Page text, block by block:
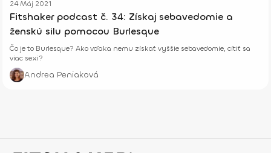
24 Máj 2021
Fitshaker podcast č. 34: Získaj sebavedomie a
ženskú silu pomocou Burlesque
Čo je to Burlesque? Ako vďaka nemu získať vyššie sebavedomie, cítiť sa
viac sexi?
Andrea Peniaková